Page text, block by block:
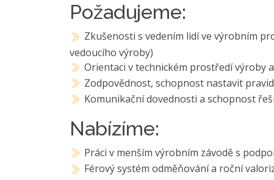
Požadujeme:
Zkušenosti s vedením lidí ve výrobním
vedoucího výroby)
Orientaci v technickém prostředí výroby
Zodpovědnost, schopnost nastavit
Komunikační dovednosti a schopnost
Nabízíme:
Práci v menším výrobním závodě s
Férový systém odměňování a roční